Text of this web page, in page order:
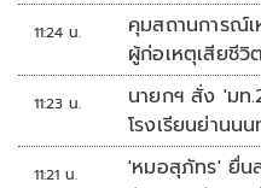
11:24 น.
คุมสถานการณ์
ผู้ก่อเหตุเสียชีวิ
11:23 น.
นายกฯ สั่ง 'มท
โรงเรียนย่าน
มท.รายงานคว
11:21 น.
'หมอสุภัทร' ยื่น